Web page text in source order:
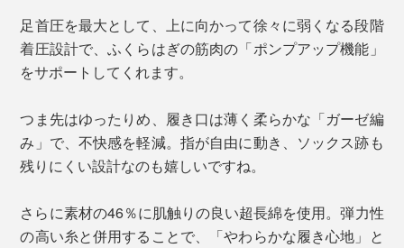
足首圧を最大として、上に向かって徐々に弱くなる段階
着圧設計で、ふくらはぎの筋肉の「ポンプアップ機能」
をサポートしてくれます。
つま先はゆったりめ、履き口は薄く柔らかな「ガーゼ編
み」で、不快感を軽減。指が自由に動き、ソックス跡も
残りにくい設計なのも嬉しいですね。
さらに素材の46％に肌触りの良い超長綿を使用。弾力性
の高い糸と併用することで、「やわらかな履き心地」と